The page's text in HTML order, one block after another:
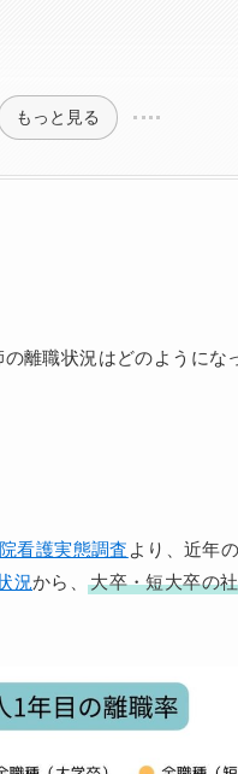
もっと見る
離職状況はどのように
看護実態調査 より、近年
況から、大卒・短大卒の